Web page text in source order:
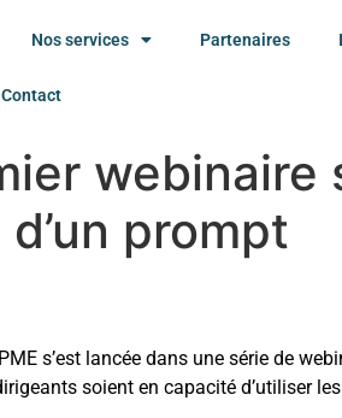
Nos services Partenaires
Contact
webinaire
prompt
s’est lancée dans une série de
soient en capacité d’utiliser